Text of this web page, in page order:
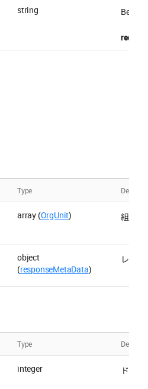
string Bearer
Type
array (OrgUnit) 組織リ
object
(responseMetaData)
レス
Type
integer ドメイ